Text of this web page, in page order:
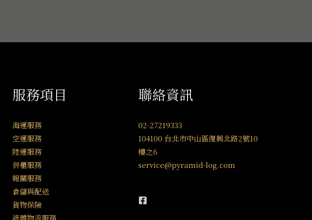
服務項目
海運服務
空運服務
陸運服務
併櫃服務
報關服務
倉儲與配送
貨物保險
液體物流服務
聯絡資訊
02-27219333
104100 台北市中山區復興北路2號10
樓之6
service@pyramid-log.com